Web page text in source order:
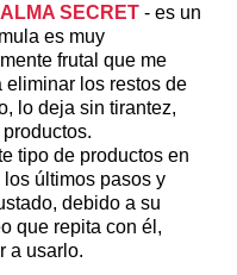
SECRET - es un
es muy
frutal que me
eliminar los restos de
lo deja sin tirantez,
tipo de productos en
últimos pasos y
debido a su
que repita con él,
a usarlo.